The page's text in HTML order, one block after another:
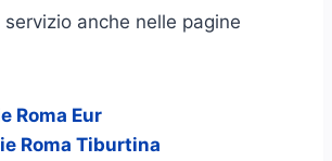
anche nelle pagine
Roma Eur
Roma Tiburtina